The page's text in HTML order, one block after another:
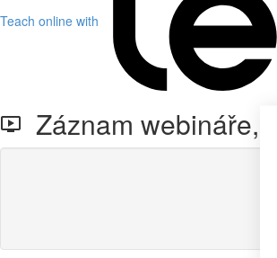
Teach online with
Záznam webináře,